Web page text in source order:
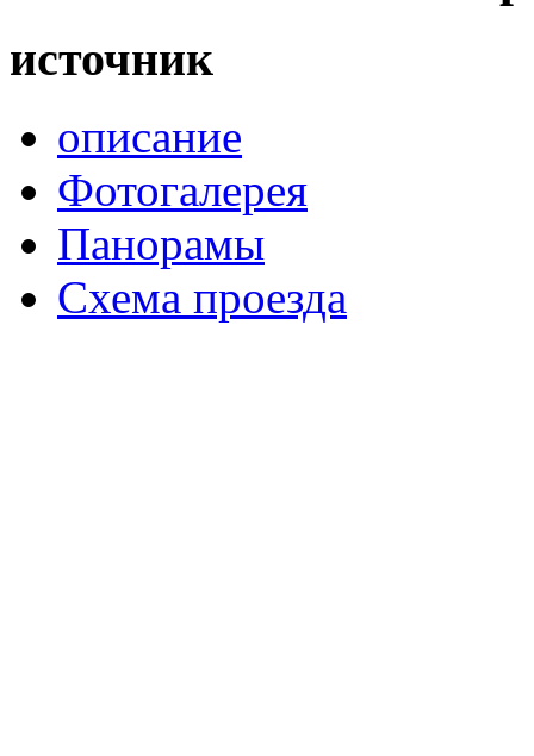
источник
описание
Фотогалерея
Панорамы
Схема проезда